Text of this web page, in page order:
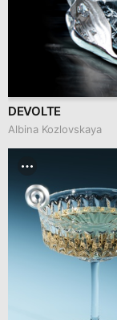
DEVOLTE
Albina Kozlovskaya